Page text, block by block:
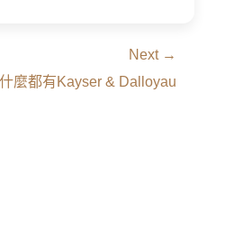
Next →
麼都有Kayser & Dalloyau